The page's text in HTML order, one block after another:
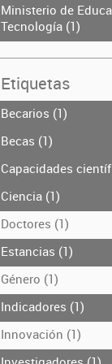
Ministerio de
Tecnología (1)
Etiquetas
Becarios (1)
Becas (1)
Capacidades
Ciencia (1)
Doctores (1)
Estancias (1)
Género (1)
Indicadores (1)
Innovación (1)